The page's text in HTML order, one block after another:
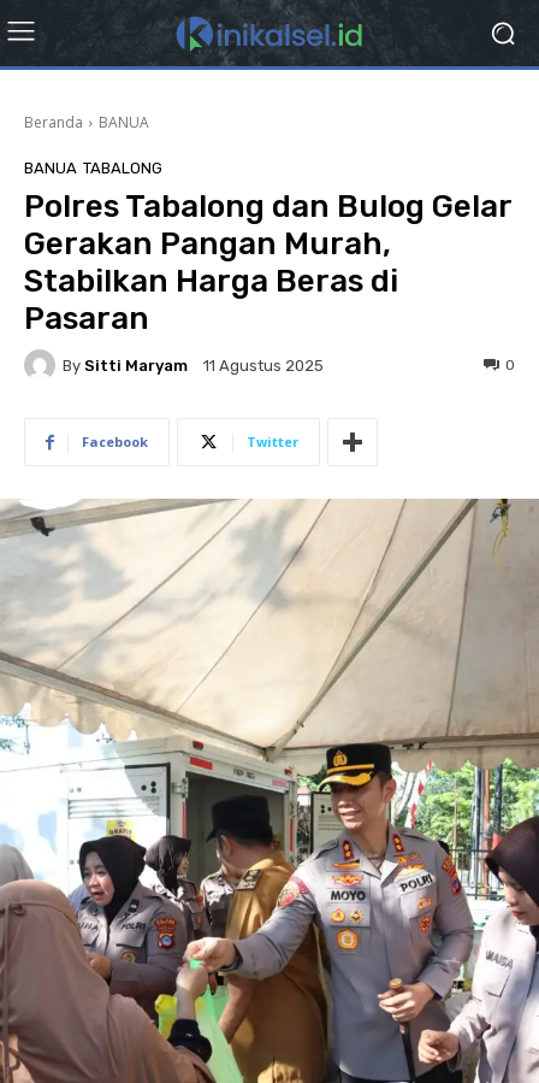
Beranda BANUA
BANUA TABALONG
Polres Tabalong dan Bulog Gelar
Gerakan Pangan Murah,
Stabilkan Harga Beras di
Pasaran
By Sitti Maryam 11 Agustus 2025 0
Facebook Twitter